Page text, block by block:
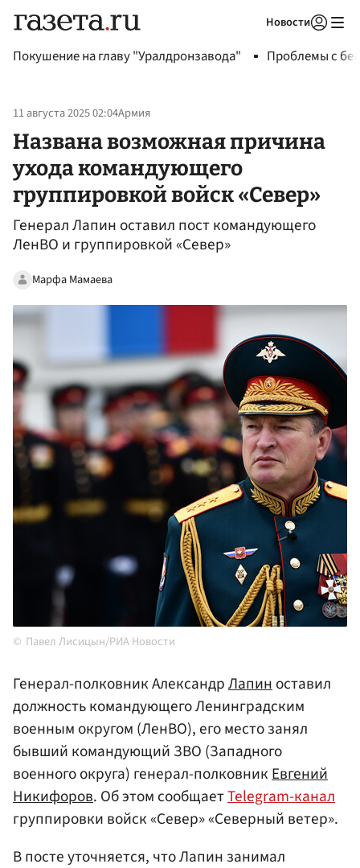
Новости
Покушение на главу "Уралдронзавода" Проблемы с
11 августа 2025 02:04Армия
Названа возможная причина
ухода командующего
группировкой войск «Север»
Генерал Лапин оставил пост командующего
ЛенВО и группировкой «Север»
Марфа Мамаева
Павел Лисицын/РИА Новости
Генерал-полковник АлександрЛапиноставил
должность командующего Ленинградским
военным округом (ЛенВО), его место занял
бывший командующий ЗВО (Западного
военного округа) генерал-полковникЕвгений
Никифоров. Об этом сообщаетTelegram-канал
группировки войск «Север» «Северный ветер».
В посте уточняется, что Лапин занимал